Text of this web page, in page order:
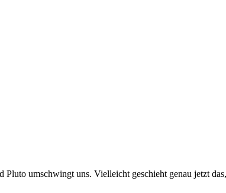
umschwingt uns. Vielleicht geschieht genau jetzt